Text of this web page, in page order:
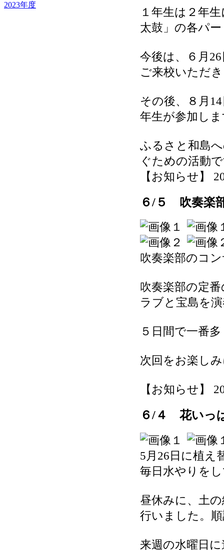
2023年度
１年生は２年
太鼓」の各パ
今後は、６月
ご来校いただ
その後、８月
年生が参加し
ふるさと和島
ぐための活動
【お知らせ】
６/５ 吹奏楽
吹奏楽部のコ
吹奏楽部の定
ラブと宝島を
５日間で一番
次回をお楽し
【お知らせ】
６/４ 花いっ
5月26日に植え
毎日水やりを
昼休みに、土
行いました。
来週の水曜日